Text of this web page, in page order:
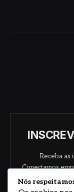
Receba as
Conectamos
Nós